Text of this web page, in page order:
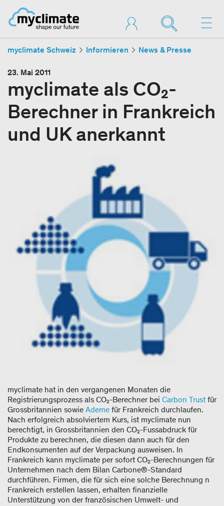
myclimate Schweiz Informieren News & Presse
23. Mai 2011
myclimate als CO₂-
Berechner in Frankreich
und UK anerkannt
myclimate hat in den vergangenen Monaten die
Registrierungsprozess als CO₂-Berechner bei Carbon Trust für
Grossbritannien sowie Ademe für Frankreich durchlaufen.
Nach erfolgreich absolviertem Kurs, ist myclimate nun
berechtigt, in Grossbritannien den CO₂-Fussabdruck für
Produkte zu berechnen, die diesen dann auch für den
Endkonsumenten auf der Verpackung ausweisen. In
Frankreich kann myclimate per sofort CO₂-Berechnungen für
Unternehmen nach dem Bilan Carbone®-Standard
durchführen. Firmen, die für sich eine solche Berechnung n
Frankreich erstellen lassen, erhalten finanzielle
Unterstützung von der französischen Umwelt- und